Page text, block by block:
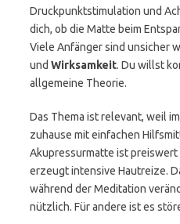
Druckpunktstimulation und
dich, ob die Matte beim
Viele Anfänger sind unsicher
und Wirksamkeit. Du willst
allgemeine Theorie.
Das Thema ist relevant, weil
zuhause mit einfachen
Akupressurmatte ist preiswert
erzeugt intensive Hautreize.
während der Meditation
nützlich. Für andere ist es